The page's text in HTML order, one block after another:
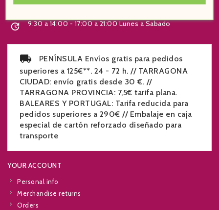
 +34 977 219 070
 9:30 a 14:00 - 17:00 a 21:00 Lunes a Sabado
PENÍNSULA Envíos gratis para pedidos
superiores a 125€**. 24 - 72 h. // TARRAGONA
CIUDAD: envío gratis desde 30 €. //
TARRAGONA PROVINCIA: 7,5€ tarifa plana.
BALEARES Y PORTUGAL: Tarifa reducida para
pedidos superiores a 290€ // Embalaje en caja
especial de cartón reforzado diseñado para
transporte
YOUR ACCOUNT
Personal info
Merchandise returns
Orders